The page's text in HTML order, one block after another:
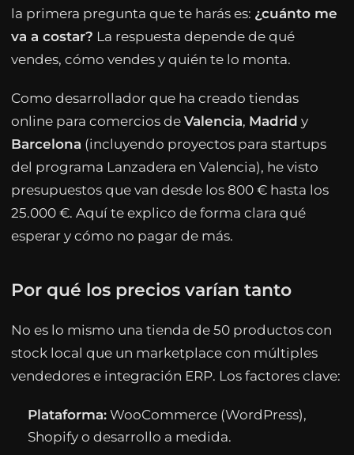
la primera pregunta que te harás es: ¿cuánto me
va a costar? La respuesta depende de qué
vendes, cómo vendes y quién te lo monta.
Como desarrollador que ha creado tiendas
online para comercios de Valencia, Madrid y
Barcelona (incluyendo proyectos para startups
del programa Lanzadera en Valencia), he visto
presupuestos que van desde los 800 € hasta los
25.000 €. Aquí te explico de forma clara qué
esperar y cómo no pagar de más.
Por qué los precios varían tanto
No es lo mismo una tienda de 50 productos con
stock local que un marketplace con múltiples
vendedores e integración ERP. Los factores clave:
Plataforma: WooCommerce (WordPress),
Shopify o desarrollo a medida.